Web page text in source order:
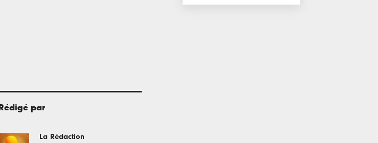
Rédigé par
La Rédaction